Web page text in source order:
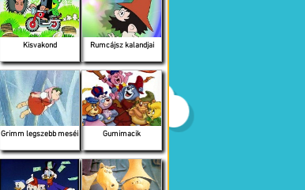
Kisvakond Rumcájsz kalandjai
Grimm legszebb meséi Gumimacik